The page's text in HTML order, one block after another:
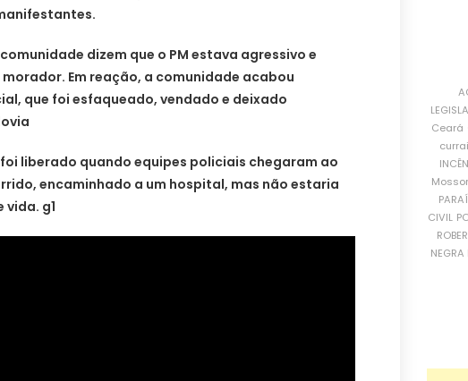
dizem que o PM estava agressivo e
Em reação, a comunidade acabou
que foi esfaqueado, vendado e deixado
foi liberado quando equipes policiais chegaram ao
encaminhado a um hospital, mas não estaria
g1
Ceará
CIVIL
NEGRA